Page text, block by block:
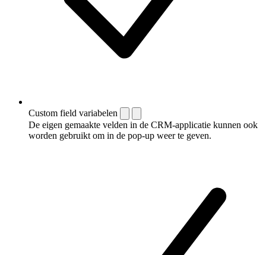
Custom field variabelen
De eigen gemaakte velden in de CRM-applicatie kunnen ook
worden gebruikt om in de pop-up weer te geven.